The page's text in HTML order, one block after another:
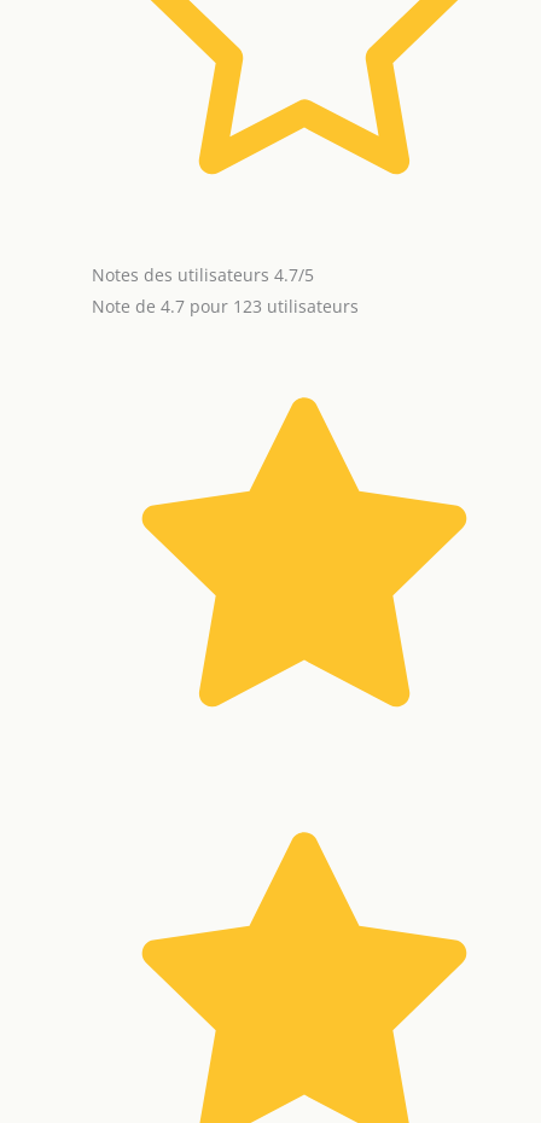
Notes des utilisateurs 4.7/5
Note de 4.7 pour 123 utilisateurs